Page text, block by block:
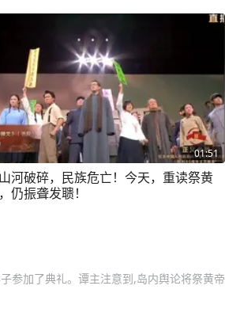
01:51
河破碎，民族危亡！今天，重读祭黄
仍振聋发聩！
参加了典礼。谭主注意到,岛内舆论将祭黄帝